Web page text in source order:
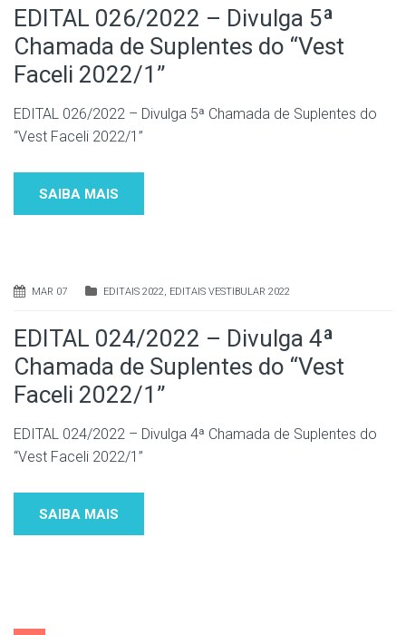
EDITAL 026/2022 – Divulga 5ª
Chamada de Suplentes do “Vest
Faceli 2022/1”
EDITAL 026/2022 – Divulga 5ª Chamada de Suplentes do
“Vest Faceli 2022/1”
SAIBA MAIS
MAR 07 EDITAIS 2022, EDITAIS VESTIBULAR 2022
EDITAL 024/2022 – Divulga 4ª
Chamada de Suplentes do “Vest
Faceli 2022/1”
EDITAL 024/2022 – Divulga 4ª Chamada de Suplentes do
“Vest Faceli 2022/1”
SAIBA MAIS